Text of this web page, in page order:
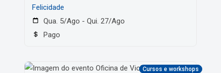
Felicidade
Qua. 5/Ago - Qui. 27/Ago
Pago
Cursos e workshops